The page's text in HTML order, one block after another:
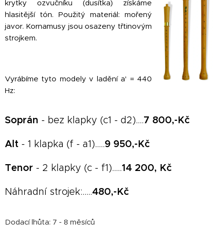
krytky ozvučníku (dusítka) získáme
hlasitější tón. Použitý materiál: mořený
javor. Kornamusy jsou osazeny třtinovým
strojkem.
Vyrábíme tyto modely v ladění a' = 440
Hz:
Soprán - bez klapky (c1 - d2)....7 800,-Kč
Alt - 1 klapka (f - a1).....9 950,-Kč
Tenor - 2 klapky (c - f1).....14 200, Kč
Náhradní strojek:.....480,-Kč
Dodací lhůta: 7 - 8 měsíců